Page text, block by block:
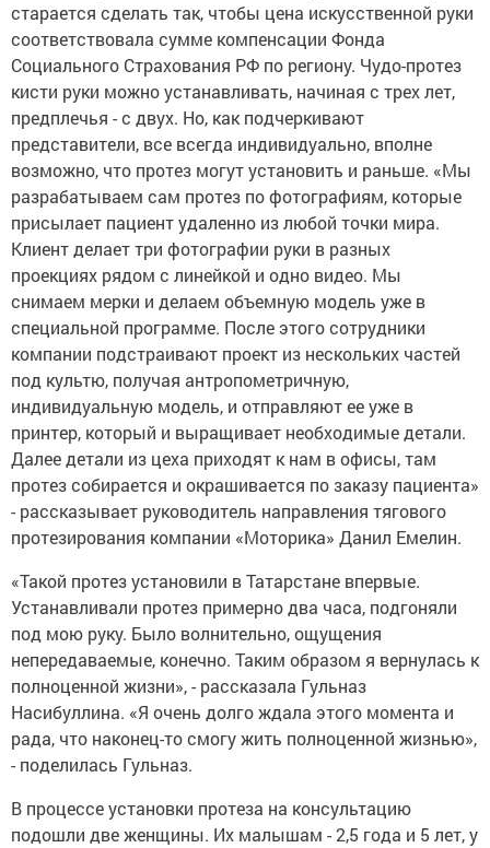
старается сделать так, чтобы цена искусственной руки
соответствовала сумме компенсации Фонда
Социального Страхования РФ по региону. Чудо-протез
кисти руки можно устанавливать, начиная с трех лет,
предплечья - с двух. Но, как подчеркивают
представители, все всегда индивидуально, вполне
возможно, что протез могут установить и раньше. «Мы
разрабатываем сам протез по фотографиям, которые
присылает пациент удаленно из любой точки мира.
Клиент делает три фотографии руки в разных
проекциях рядом с линейкой и одно видео. Мы
снимаем мерки и делаем объемную модель уже в
специальной программе. После этого сотрудники
компании подстраивают проект из нескольких частей
под культю, получая антропометричную,
индивидуальную модель, и отправляют ее уже в
принтер, который и выращивает необходимые детали.
Далее детали из цеха приходят к нам в офисы, там
протез собирается и окрашивается по заказу пациента»
- рассказывает руководитель направления тягового
протезирования компании «Моторика» Данил Емелин.
«Такой протез установили в Татарстане впервые.
Устанавливали протез примерно два часа, подгоняли
под мою руку. Было волнительно, ощущения
непередаваемые, конечно. Таким образом я вернулась к
полноценной жизни», - рассказала Гульназ
Насибуллина. «Я очень долго ждала этого момента и
рада, что наконец-то смогу жить полноценной жизнью»,
- поделилась Гульназ.
В процессе установки протеза на консультацию
подошли две женщины. Их малышам - 2,5 года и 5 лет, у